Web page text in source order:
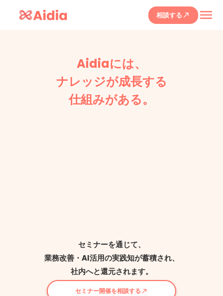
相談する call_made menu
Aidiaには、
ナレッジが成長する
仕組みがある。
セミナーを通じて、
業務改善・AI活用の実践知が蓄積され、
社内へと還元されます。
セミナー開催を相談する call_made